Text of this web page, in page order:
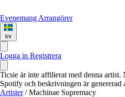
Evenemang Arrangörer
sv
Logga in Registrera
Ticsie är inte affilierat med denna artist.
Spotify och beskrivningen är genererad
Artister / Machinae Supremacy